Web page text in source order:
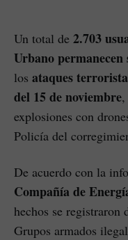
Un total de 2.703
Urbano
los ataques
del 15 de noviembre
explosiones con
Policía del
De acuerdo con la
Compañía de
hechos se registraron
Grupos armados